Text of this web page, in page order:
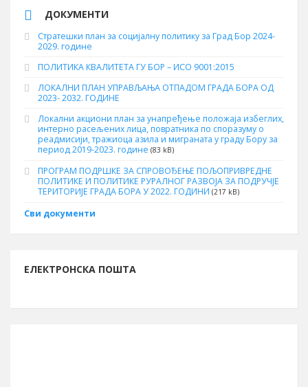
ДОКУМЕНТИ
Стратешки план за социјалну политику за Град Бор 2024-
2029. године
ПОЛИТИКА КВАЛИТЕТА ГУ БОР – ИСО 9001:2015
ЛОКАЛНИ ПЛАН УПРАВЉАЊА ОТПАДОМ ГРАДА БОРА ОД
2023- 2032. ГОДИНЕ
Локални акциони план за унапређење положаја избеглих,
интерно расељених лица, повратника по споразуму о
реадмисији, тражиоца азила и миграната у граду Бору за
период 2019-2023. године (83 kB)
ПРОГРАМ ПОДРШКЕ ЗА СПРОВОЂЕЊЕ ПОЉОПРИВРЕДНЕ
ПОЛИТИКЕ И ПОЛИТИКЕ РУРАЛНОГ РАЗВОЈА ЗА ПОДРУЧЈЕ
ТЕРИТОРИЈЕ ГРАДА БОРА У 2022. ГОДИНИ (217 kB)
Сви документи
ЕЛЕКТРОНСКА ПОШТА